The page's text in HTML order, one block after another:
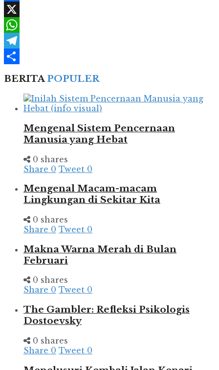
Facebook
X
WhatsApp
Telegram
BERITAPOPULER
Mengenal Sistem Pencernaan
Manusia yang Hebat
0 shares
Share 0 Tweet 0
Mengenal Macam-macam
Lingkungan di Sekitar Kita
0 shares
Share 0 Tweet 0
Makna Warna Merah di Bulan
Februari
0 shares
Share 0 Tweet 0
The Gambler: Refleksi Psikologis
Dostoevsky
0 shares
Share 0 Tweet 0